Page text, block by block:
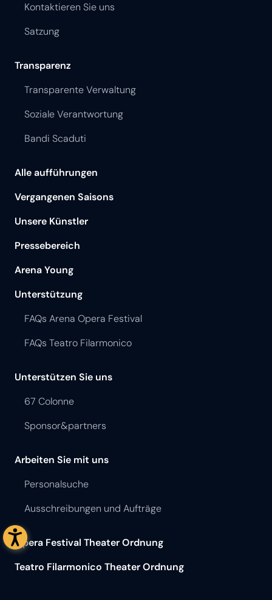
Kontaktieren Sie uns
Satzung
Transparenz
Transparente Verwaltung
Soziale Verantwortung
Bandi Scaduti
Alle aufführungen
Vergangenen Saisons
Unsere Künstler
Pressebereich
Arena Young
Unterstützung
FAQs Arena Opera Festival
FAQs Teatro Filarmonico
Unterstützen Sie uns
67 Colonne
Sponsor&partners
Arbeiten Sie mit uns
Personalsuche
Ausschreibungen und Aufträge
Opera Festival Theater Ordnung
Teatro Filarmonico Theater Ordnung